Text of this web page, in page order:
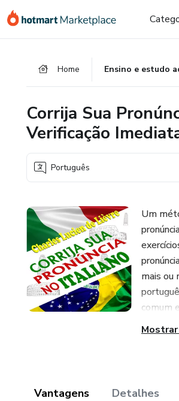
para
para
para
Home Ensino e estudo
Corrija Sua
Verificação
Português
Um
mais ou
comum
Vantagens Detalhes